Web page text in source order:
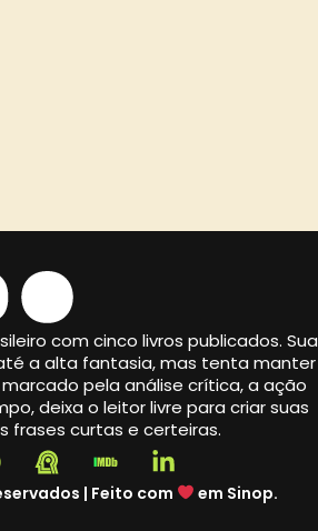
com cinco livros publicados. Sua
a alta fantasia, mas tenta manter
pela análise crítica, a ação
deixa o leitor livre para criar suas
frases curtas e certeiras.
| Feito com em Sinop.